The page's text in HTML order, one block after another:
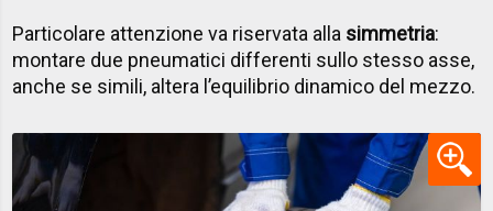
Particolare attenzione va riservata alla simmetria:
montare due pneumatici differenti sullo stesso asse,
anche se simili, altera l’equilibrio dinamico del mezzo.